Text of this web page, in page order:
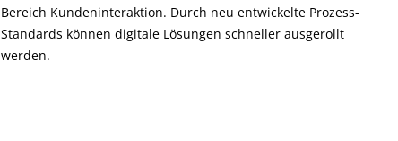
Bereich Kundeninteraktion. Durch neu entwickelte Prozess-
Standards können digitale Lösungen schneller ausgerollt
werden.